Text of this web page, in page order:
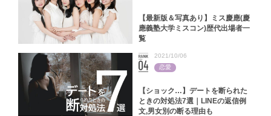
【最新版＆写真あり】ミス慶應(慶
應義塾大学ミスコン)歴代出場者一
覧
【ショック…】デートを断られた
ときの対処法7選｜LINEの返信例
文,男女別の断る理由も
2021/10/06
恋愛